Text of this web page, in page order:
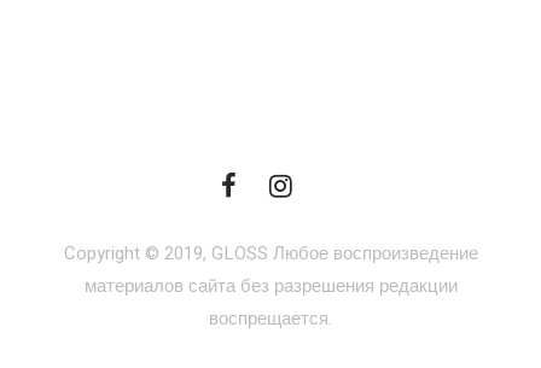
Copyright © 2019, GLOSS Любое воспроизведение
материалов сайта без разрешения редакции
воспрещается.